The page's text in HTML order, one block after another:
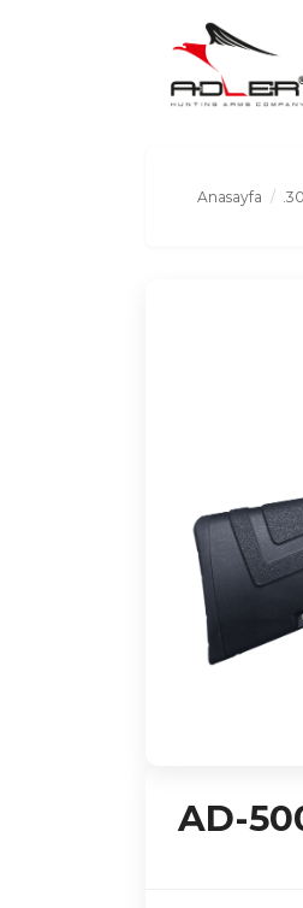
Anasayfa /
AD-